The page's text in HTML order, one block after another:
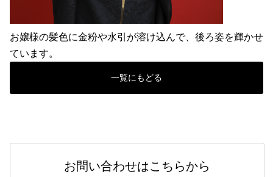
お嬢様の髪色に金粉や水引が溶け込んで、後ろ姿を輝かせ
ています。
一覧にもどる
お問い合わせはこちらから